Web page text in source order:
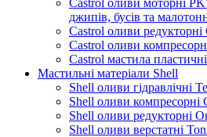
джипів, бусів та
Castrol оливи редукторні
Castrol оливи
Castrol мастила пластичні
Мастильні матеріали Shell
Shell оливи гідравлічні
Shell оливи компресорні
Shell оливи редукторні
Shell оливи верстатні